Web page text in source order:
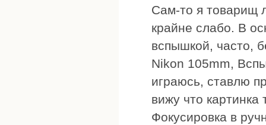
Сам-то я товарищ
крайне слабо. В
вспышкой, часто,
Nikon 105mm,
играюсь, ставлю
вижу что
Фокусировка в